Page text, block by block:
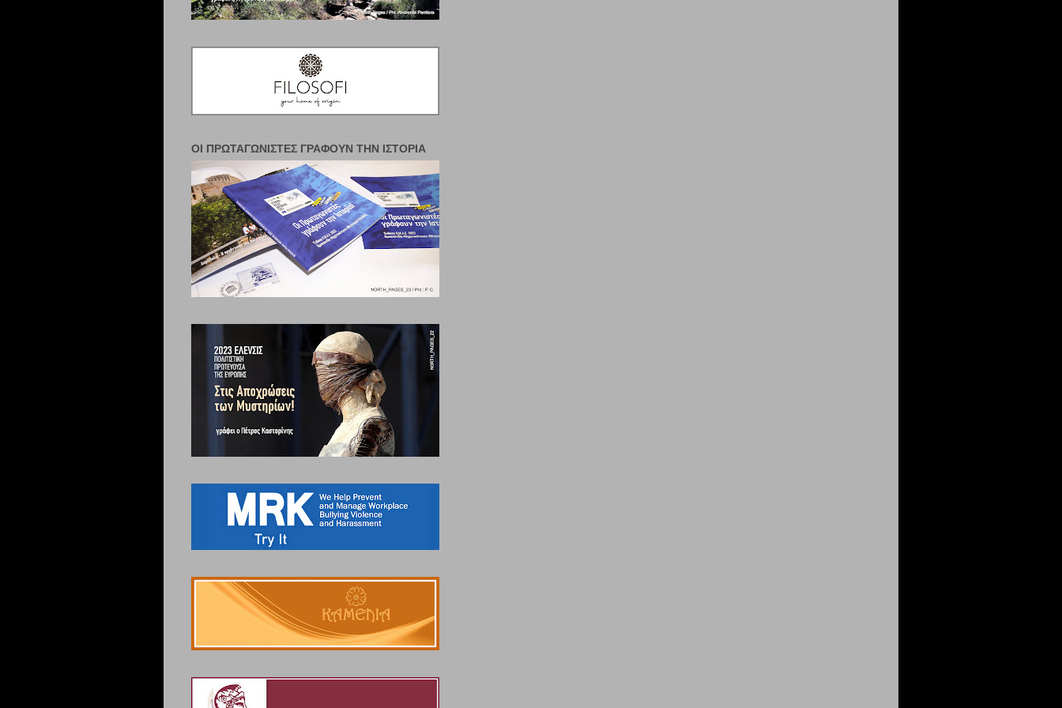
ΟΙ ΠΡΩΤΑΓΩΝΙΣΤΈΣ ΓΡΆΦΟΥΝ ΤΗΝ ΙΣΤΟΡΊΑ